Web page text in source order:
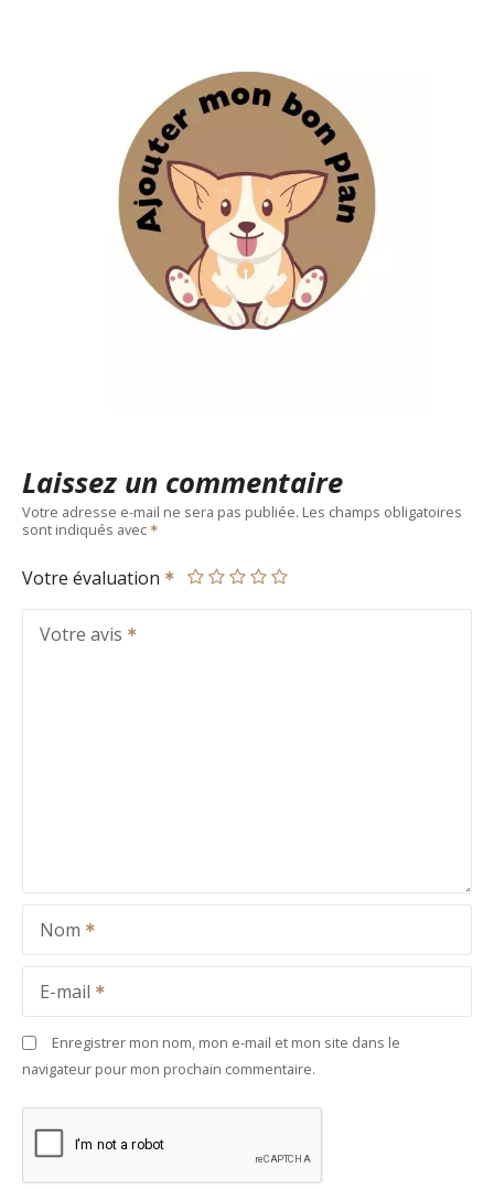
Laissez un commentaire
Votre adresse e-mail ne sera pas publiée. Les champs obligatoires
sont indiqués avec
Votre évaluation
Votre avis
Nom
E-mail
Enregistrer mon nom, mon e-mail et mon site dans le
navigateur pour mon prochain commentaire.